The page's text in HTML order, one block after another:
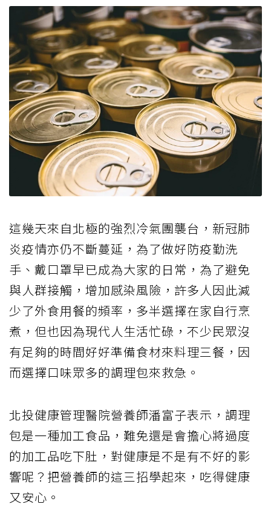
這幾天來自北極的強烈冷氣團襲台，新冠肺
炎疫情亦仍不斷蔓延，為了做好防疫勤洗
手、戴口罩早已成為大家的日常，為了避免
與人群接觸，增加感染風險，許多人因此減
少了外食用餐的頻率，多半選擇在家自行烹
煮，但也因為現代人生活忙碌，不少民眾沒
有足夠的時間好好準備食材來料理三餐，因
而選擇口味眾多的調理包來救急。
北投健康管理醫院營養師潘富子表示，調理
包是一種加工食品，難免還是會擔心將過度
的加工品吃下肚，對健康是不是有不好的影
響呢？把營養師的這三招學起來，吃得健康
又安心。